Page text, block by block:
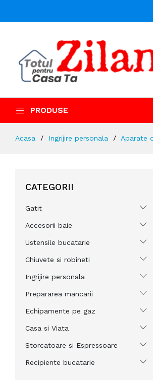
PRODUSE
Acasa Ingrijire personala Aparate
CATEGORII
Gatit
Accesorii baie
Ustensile bucatarie
Chiuvete si robineti
Ingrijire personala
Prepararea mancarii
Echipamente pe gaz
Casa si Viata
Storcatoare si Espressoare
Recipiente bucatarie